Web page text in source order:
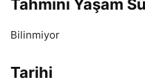
Tahmini Yaşam
Bilinmiyor
Tarihi